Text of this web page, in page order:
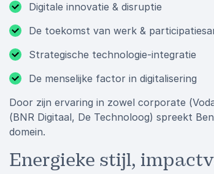
Digitale innovatie & disruptie
De toekomst van werk &
Strategische technologie-integratie
De menselijke factor in digitalisering
Door zijn ervaring in zowel corporate
(BNR Digitaal, De Technoloog) spreekt
domein.
Energieke stijl,